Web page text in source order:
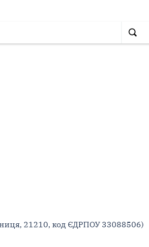
21210, код ЄДРПОУ 33088506)